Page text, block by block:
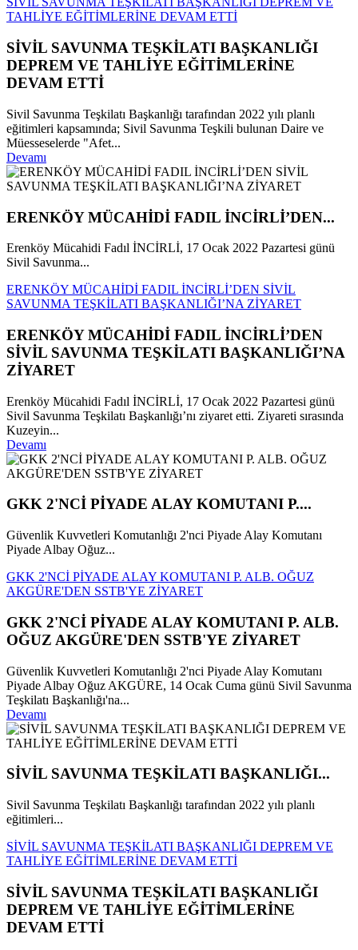
TAHLİYE EĞİTİMLERİNE DEVAM ETTİ
SİVİL SAVUNMA TEŞKİLATI BAŞKANLIĞI
DEPREM VE TAHLİYE EĞİTİMLERİNE
DEVAM ETTİ
Sivil Savunma Teşkilatı Başkanlığı tarafından 2022 yılı planlı
eğitimleri kapsamında; Sivil Savunma Teşkili bulunan Daire ve
Müesseselerde "Afet...
Devamı
ERENKÖY MÜCAHİDİ FADIL İNCİRLİ’DEN...
Erenköy Mücahidi Fadıl İNCİRLİ, 17 Ocak 2022 Pazartesi günü
Sivil Savunma...
ERENKÖY MÜCAHİDİ FADIL İNCİRLİ’DEN SİVİL
SAVUNMA TEŞKİLATI BAŞKANLIĞI’NA ZİYARET
ERENKÖY MÜCAHİDİ FADIL İNCİRLİ’DEN
SİVİL SAVUNMA TEŞKİLATI BAŞKANLIĞI’NA
ZİYARET
Erenköy Mücahidi Fadıl İNCİRLİ, 17 Ocak 2022 Pazartesi günü
Sivil Savunma Teşkilatı Başkanlığı’nı ziyaret etti. Ziyareti sırasında
Kuzeyin...
Devamı
GKK 2'NCİ PİYADE ALAY KOMUTANI P....
Güvenlik Kuvvetleri Komutanlığı 2'nci Piyade Alay Komutanı
Piyade Albay Oğuz...
GKK 2'NCİ PİYADE ALAY KOMUTANI P. ALB. OĞUZ
AKGÜRE'DEN SSTB'YE ZİYARET
GKK 2'NCİ PİYADE ALAY KOMUTANI P. ALB.
OĞUZ AKGÜRE'DEN SSTB'YE ZİYARET
Güvenlik Kuvvetleri Komutanlığı 2'nci Piyade Alay Komutanı
Piyade Albay Oğuz AKGÜRE, 14 Ocak Cuma günü Sivil Savunma
Teşkilatı Başkanlığı'na...
Devamı
SİVİL SAVUNMA TEŞKİLATI BAŞKANLIĞI...
Sivil Savunma Teşkilatı Başkanlığı tarafından 2022 yılı planlı
eğitimleri...
SİVİL SAVUNMA TEŞKİLATI BAŞKANLIĞI DEPREM VE
TAHLİYE EĞİTİMLERİNE DEVAM ETTİ
SİVİL SAVUNMA TEŞKİLATI BAŞKANLIĞI
DEPREM VE TAHLİYE EĞİTİMLERİNE
DEVAM ETTİ